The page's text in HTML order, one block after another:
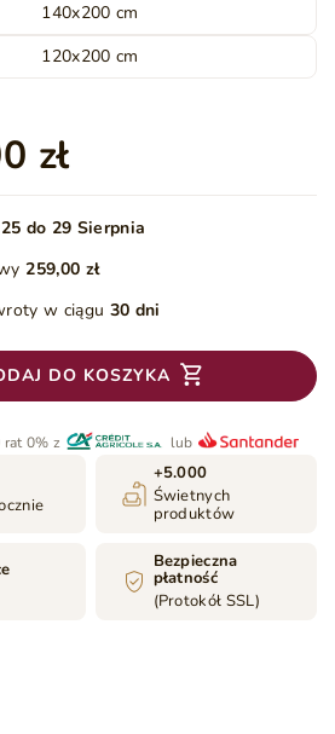
140x200 cm
120x200 cm
zł
25 do 29 Sierpnia
259,00 zł
w ciągu 30 dni
DO KOSZYKA
0% z lub
+5.000
Świetnych
produktów
Bezpieczna
płatność
(Protokół SSL)